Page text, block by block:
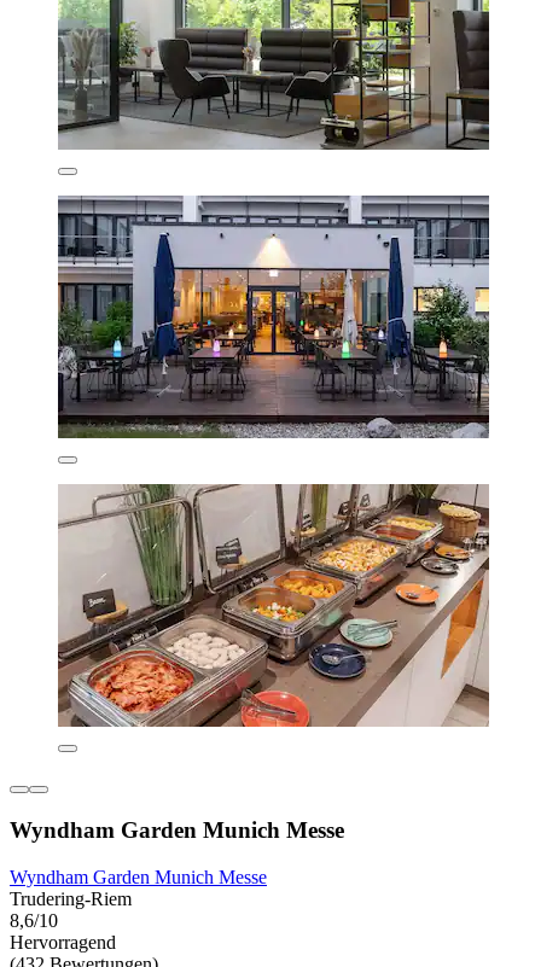
Wyndham Garden Munich Messe
Wyndham Garden Munich Messe
Trudering-Riem
8,6/10
Hervorragend